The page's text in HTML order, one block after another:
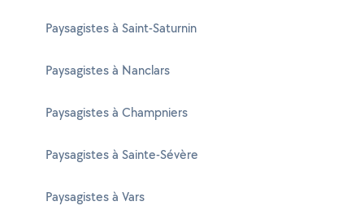
Paysagistes à Saint-Saturnin
Paysagistes à Nanclars
Paysagistes à Champniers
Paysagistes à Sainte-Sévère
Paysagistes à Vars